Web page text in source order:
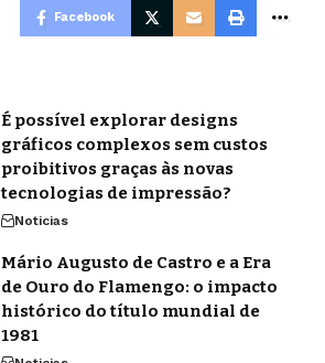
Facebook
É possível explorar designs
gráficos complexos sem custos
proibitivos graças às novas
tecnologias de impressão?
Noticias
Mário Augusto de Castro e a Era
de Ouro do Flamengo: o impacto
histórico do título mundial de
1981